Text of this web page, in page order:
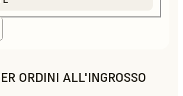
ORDINI ALL'INGROSSO